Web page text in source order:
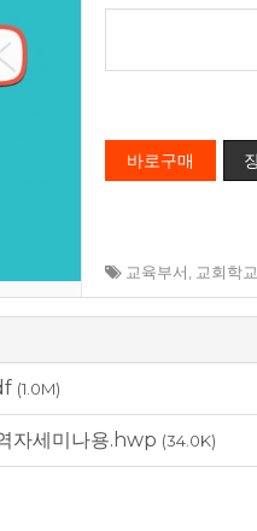
교육부서 교회학교
(1.0M)
자세미나용.hwp (34.0K)